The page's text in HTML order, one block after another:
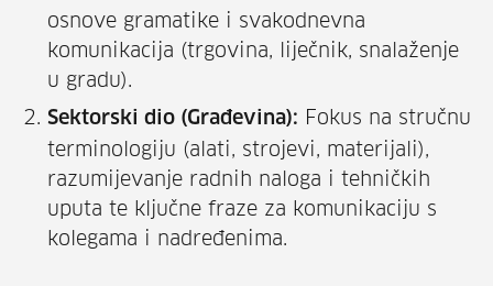
osnove gramatike i svakodnevna
komunikacija (trgovina, liječnik, snalaženje
u gradu).
Sektorski dio (Građevina): Fokus na stručnu
terminologiju (alati, strojevi, materijali),
razumijevanje radnih naloga i tehničkih
uputa te ključne fraze za komunikaciju s
kolegama i nadređenima.